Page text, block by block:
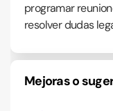
programar
resolver dudas
Mejoras o